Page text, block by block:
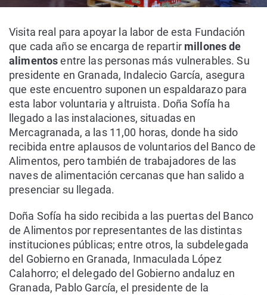
Visita real para apoyar la labor de esta Fundación
que cada año se encarga de repartir millones de
alimentosentre las personas más vulnerables. Su
presidente en Granada, Indalecio García, asegura
que este encuentro suponen un espaldarazo para
esta labor voluntaria y altruista. Doña Sofía ha
llegado a las instalaciones, situadas en
Mercagranada, a las 11,00 horas, donde ha sido
recibida entre aplausos de voluntarios del Banco de
Alimentos, pero también de trabajadores de las
naves de alimentación cercanas que han salido a
presenciar su llegada.
Doña Sofía ha sido recibida a las puertas del Banco
de Alimentos por representantes de las distintas
instituciones públicas; entre otros, la subdelegada
del Gobierno en Granada, Inmaculada López
Calahorro; el delegado del Gobierno andaluz en
Granada, Pablo García, el presidente de la